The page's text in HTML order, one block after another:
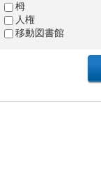
栂
人権
移動図書館